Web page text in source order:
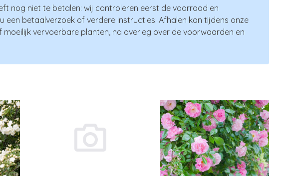
nog niet te betalen: wij controleren eerst de voorraad en
betaalverzoek of verdere instructies. Afhalen kan tijdens onze
vervoerbare planten, na overleg over de voorwaarden en